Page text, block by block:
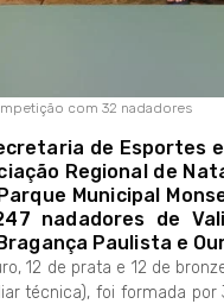
com 32 nadadores
de Esportes
Regional de
Municipal
nadadores de
Paulista e
12 de prata e 12 de
técnica), foi formada